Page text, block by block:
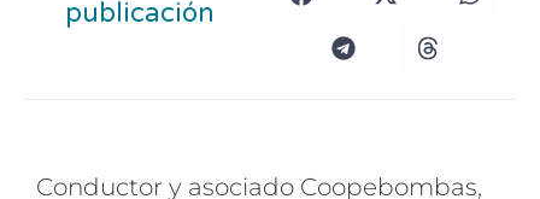
publicación
Conductor y asociado Coopebombas,